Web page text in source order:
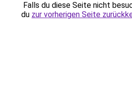
Falls du diese Seite nicht
du zur vorherigen Seite